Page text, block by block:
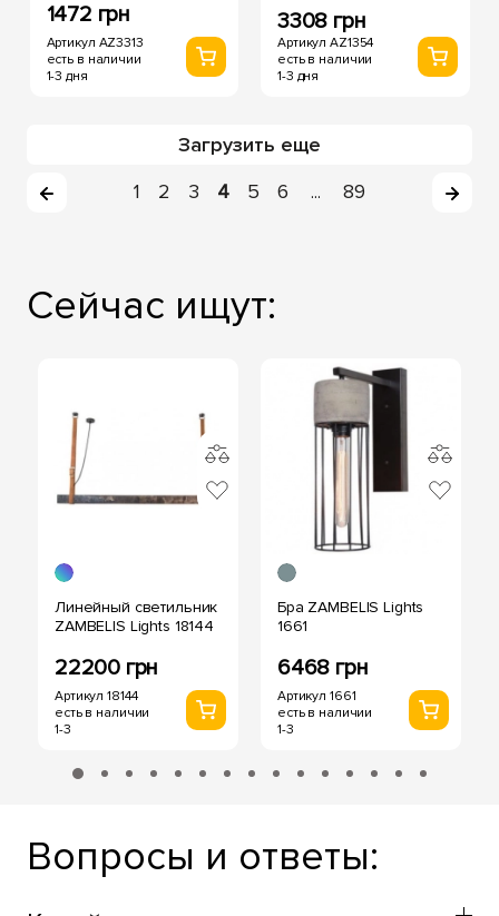
1472 грн
Артикул AZ3313
есть в наличии
1-3 дня
3308 грн
Артикул AZ1354
есть в наличии
1-3 дня
Загрузить еще
1
2 3 4 5 6 ... 89
Сейчас ищут:
Линейный светильник
ZAMBELIS Lights 18144
22200 грн
Артикул 18144
есть в наличии
1-3
Бра ZAMBELIS Lights
1661
6468 грн
Артикул 1661
есть в наличии
1-3
Вопросы и ответы: